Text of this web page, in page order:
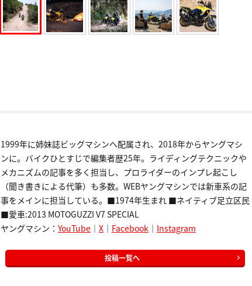
1999年に姉妹誌ビッグマシンへ配属され、2018年からヤングマシ
ンに。バイクひとすじで編集者歴25年。ライディングテクニックや
メカニズムの記事を多く担当し、プロライダーのインプレ起こし
（聞き書きによる代筆）も多数。WEBヤングマシンでは新車系の記
事をメインに担当している。■1974年生まれ ■ネイティブ足立区民
■愛車:2013 MOTOGUZZI V7 SPECIAL
ヤングマシン： YouTube｜ X｜ Facebook｜ Instagram
投稿一覧へ